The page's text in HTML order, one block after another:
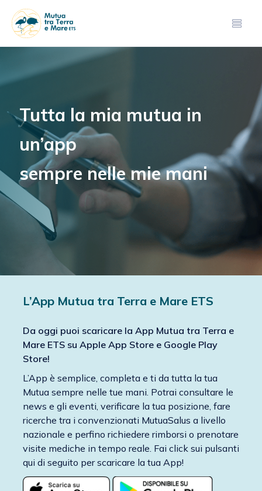
Tutta la mia mutua in
un’app
sempre nelle mie mani
L’App Mutua tra Terra e Mare ETS
Da oggi puoi scaricare la App Mutua tra Terra e
Mare ETS su Apple App Store e Google Play
Store!
L’App è semplice, completa e ti da tutta la tua
Mutua sempre nelle tue mani. Potrai consultare le
news e gli eventi, verificare la tua posizione, fare
ricerche tra i convenzionati MutuaSalus a livello
nazionale e perfino richiedere rimborsi o prenotare
visite mediche in tempo reale. Fai click sui pulsanti
qui di seguito per scaricare la tua App!